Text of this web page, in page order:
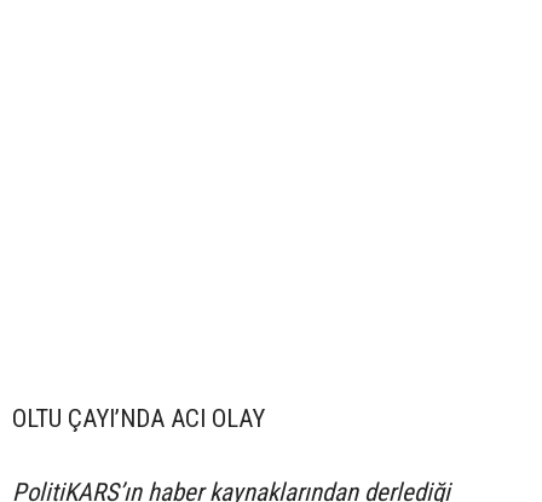
OLTU ÇAYI’NDA ACI OLAY
PolitiKARS’ın haber kaynaklarından derlediği